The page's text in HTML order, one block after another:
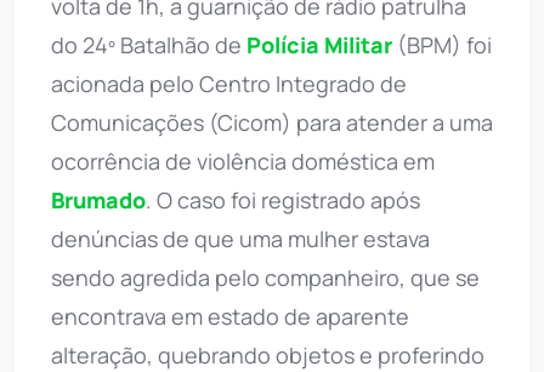
volta de 1h, a guarnição de rádio patrulha
do 24º Batalhão de Polícia Militar (BPM) foi
acionada pelo Centro Integrado de
Comunicações (Cicom) para atender a uma
ocorrência de violência doméstica em
Brumado. O caso foi registrado após
denúncias de que uma mulher estava
sendo agredida pelo companheiro, que se
encontrava em estado de aparente
alteração, quebrando objetos e proferindo